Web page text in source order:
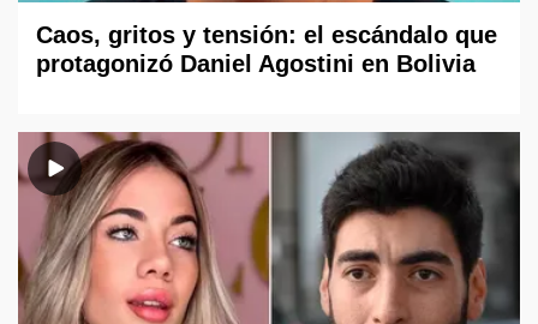
Caos, gritos y tensión: el escándalo que
protagonizó Daniel Agostini en Bolivia